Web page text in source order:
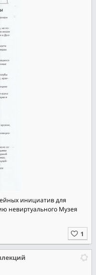
инициатив для
невиртуального Музея